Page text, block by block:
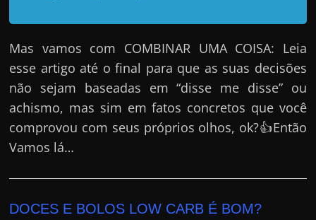
i
n
o
x
Mas vamos com COMBINAR UMA COISA: Leia
esse artigo até o final para que as suas decisões
não sejam baseadas em “disse me disse” ou
achismo, mas sim em fatos concretos que você
comprovou com seus próprios olhos, ok?👍Então
Vamos lá…
DOCES E BOLOS LOW CARB É BOM?